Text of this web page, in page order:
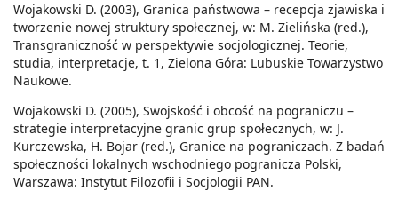
Wojakowski D. (2003), Granica państwowa – recepcja zjawiska i
tworzenie nowej struktury społecznej, w: M. Zielińska (red.),
Transgraniczność w perspektywie socjologicznej. Teorie,
studia, interpretacje, t. 1, Zielona Góra: Lubuskie Towarzystwo
Naukowe.
Wojakowski D. (2005), Swojskość i obcość na pograniczu –
strategie interpretacyjne granic grup społecznych, w: J.
Kurczewska, H. Bojar (red.), Granice na pograniczach. Z badań
społeczności lokalnych wschodniego pogranicza Polski,
Warszawa: Instytut Filozofii i Socjologii PAN.